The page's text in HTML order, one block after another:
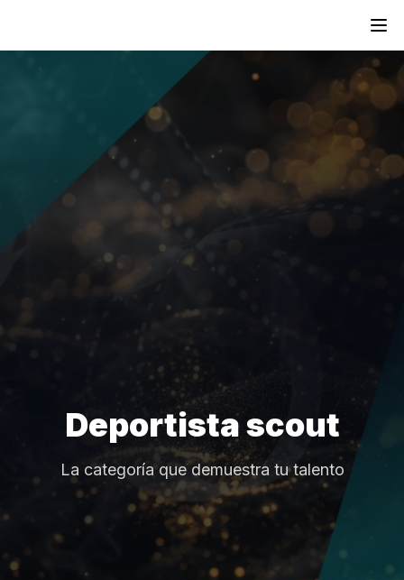
Deportista scout
La categoría que demuestra tu talento